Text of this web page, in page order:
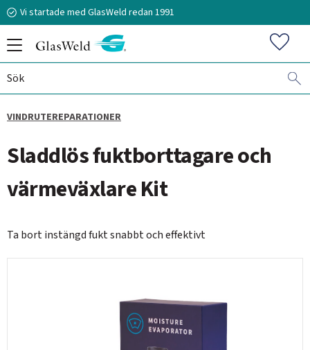
Vi startade med GlasWeld redan 1991
VINDRUTEREPARATIONER
Sladdlös fuktborttagare och
värmeväxlare Kit
Ta bort instängd fukt snabbt och effektivt
070-394 51 12